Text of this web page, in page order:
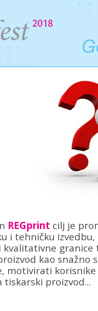
REGprint cilj je
i tehničku
kvalitativne
kao snažno
motivirati
proizvod...